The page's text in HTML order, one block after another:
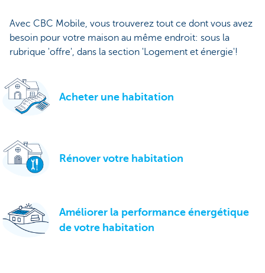
Avec CBC Mobile, vous trouverez tout ce dont vous avez
besoin pour votre maison au même endroit: sous la
rubrique 'offre', dans la section 'Logement et énergie'!
Acheter une habitation
Rénover votre habitation
Améliorer la performance énergétique
de votre habitation